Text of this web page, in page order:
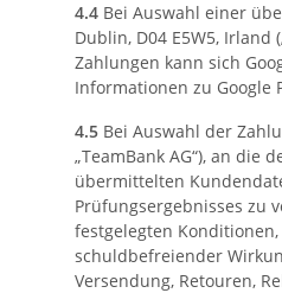
4.4 Bei Auswahl einer
Dublin, D04 E5W5,
Zahlungen kann sich
Informationen zu Google
4.5 Bei Auswahl der
„TeamBank AG“), an
übermittelten
Prüfungsergebnisses zu
festgelegten
schuldbefreiender
Versendung, Retouren,